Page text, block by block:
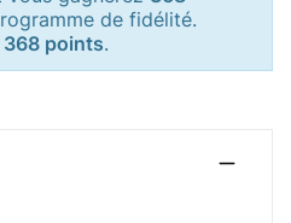
de fidélité.
368 points.